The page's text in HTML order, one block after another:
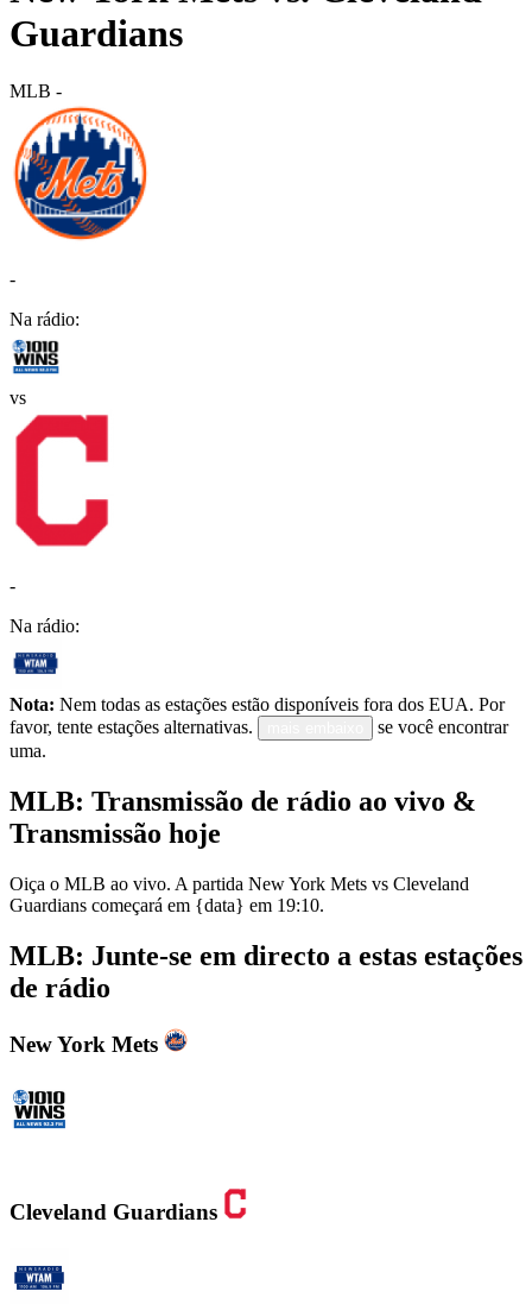
Guardians
MLB -
-
Na rádio:
vs
-
Na rádio:
Nota: Nem todas as estações estão disponíveis fora dos EUA. Por
favor, tente estações alternativas.
se você encontrar
uma.
MLB: Transmissão de rádio ao vivo &
Transmissão hoje
Oiça o MLB ao vivo. A partida New York Mets vs Cleveland
Guardians começará em {data} em 19:10.
MLB: Junte-se em directo a estas estações
de rádio
New York Mets
Cleveland Guardians